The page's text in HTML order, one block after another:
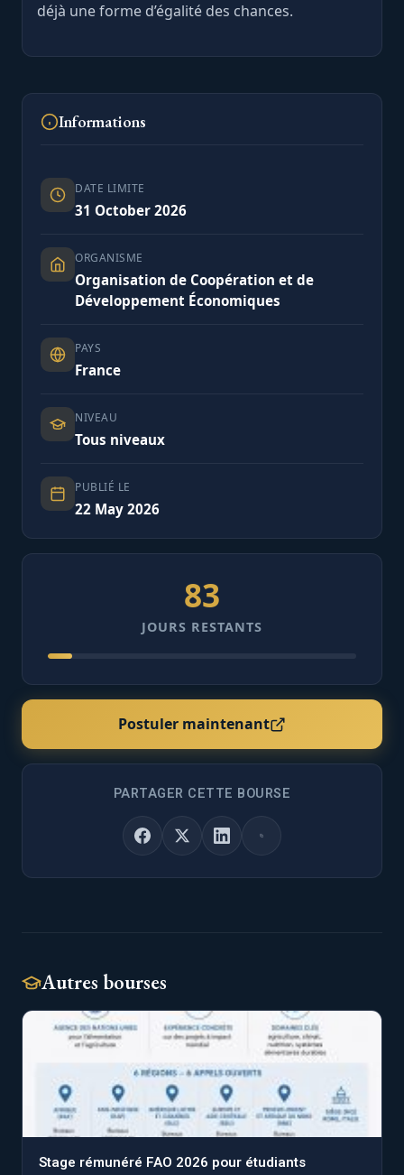
déjà une forme d’égalité des chances.
Informations
DATE LIMITE
31 October 2026
ORGANISME
Organisation de Coopération et de
Développement Économiques
PAYS
France
NIVEAU
Tous niveaux
PUBLIÉ LE
22 May 2026
83
JOURS RESTANTS
Postuler maintenant
PARTAGER CETTE BOURSE
Autres bourses
Stage rémunéré FAO 2026 pour étudiants